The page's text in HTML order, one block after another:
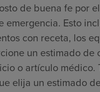
de buena fe por
Esto
con receta, los
un estimado
o artículo
elija un estimado